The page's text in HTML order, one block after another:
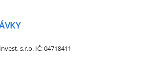
s.r.o. IČ: 04718411